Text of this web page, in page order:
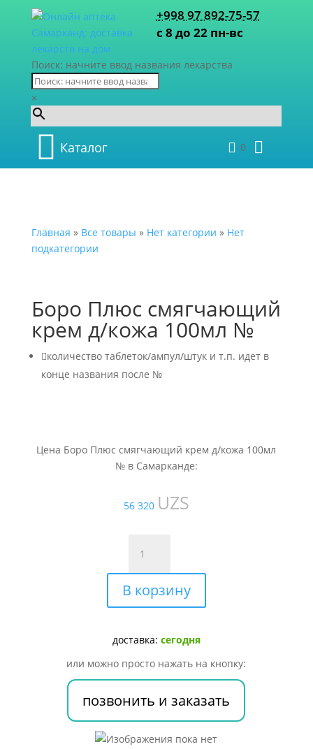
+998 97 892-75-57
с 8 до 22 пн-вс
Поиск: начните ввод названия лекарства
×
Каталог 0
Главная » Все товары » Нет категории » Нет
подкатегории
Боро Плюс смягчающий
крем д/кожа 100мл №
количество таблеток/ампул/штук и т.п. идет в
конце названия после №
Цена Боро Плюс смягчающий крем д/кожа 100мл
№ в Самарканде:
56 320 UZS
товара
Боро
Плюс
смягчающий
д/
100мл
В корзину
доставка: сегодня
или можно просто нажать на кнопку:
позвонить и заказать